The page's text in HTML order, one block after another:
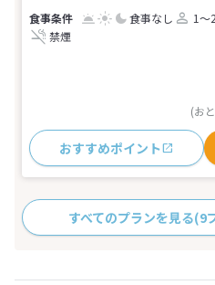
食事なし 1～
禁煙
(お
おすすめポイント
すべてのプランを見る(9